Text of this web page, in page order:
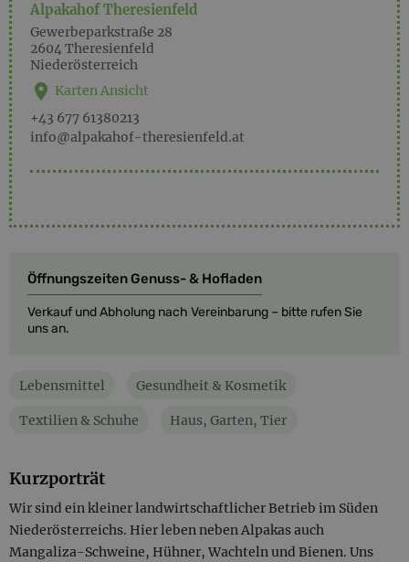
Alpakahof Theresienfeld
Gewerbeparkstraße 28
2604Theresienfeld
Niederösterreich
Karten Ansicht
+43 677 61380213
info@alpakahof-theresienfeld.at
Öffnungszeiten Genuss- & Hofladen
Verkauf und Abholung nach Vereinbarung – bitte rufen Sie
uns an.
Lebensmittel Gesundheit & Kosmetik
Textilien & Schuhe Haus, Garten, Tier
Kurzporträt
Wir sind ein kleiner landwirtschaftlicher Betrieb im Süden
Niederösterreichs. Hier leben neben Alpakas auch
Mangaliza-Schweine, Hühner, Wachteln und Bienen. Uns